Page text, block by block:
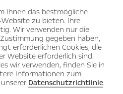
Ihnen das bestmögliche
zu bieten. Ihre
Wir verwenden nur die
gegeben haben,
erforderlichen Cookies, die
Website erforderlich sind.
wir verwenden, finden Sie in
Informationen zum
Datenschutzrichtlinie.
must-read for more than just race